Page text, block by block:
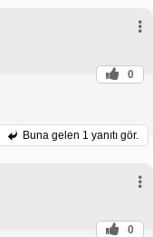
0
Buna gelen 1 yanıtı gör.
0